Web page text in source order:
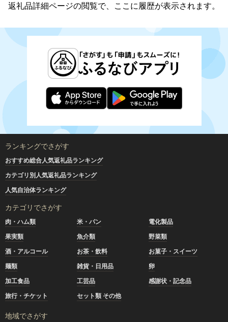
返礼品詳細ページの閲覧で、ここに履歴が表示されます。
ランキングでさがす
おすすめ総合人気返礼品ランキング
カテゴリ別人気返礼品ランキング
人気自治体ランキング
カテゴリでさがす
肉・ハム類 米・パン
電化製品
果実類
魚介類
野菜類
酒・アルコール
お茶・飲料
お菓子・スイーツ
麺類
雑貨・日用品
卵
加工食品
工芸品
感謝状・記念品
旅行・チケット
セット類 その他
地域でさがす